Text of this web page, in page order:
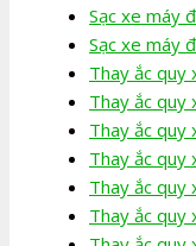
Sạc xe máy
Sạc xe máy
Thay ắc quy
Thay ắc quy
Thay ắc quy
Thay ắc quy
Thay ắc quy
Thay ắc quy